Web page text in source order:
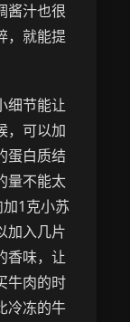
酱汁也很
，就能提
细节能让
，可以加
蛋白质结
量不能太
1克小苏
加入几片
香味，让
牛肉的时
冷冻的牛